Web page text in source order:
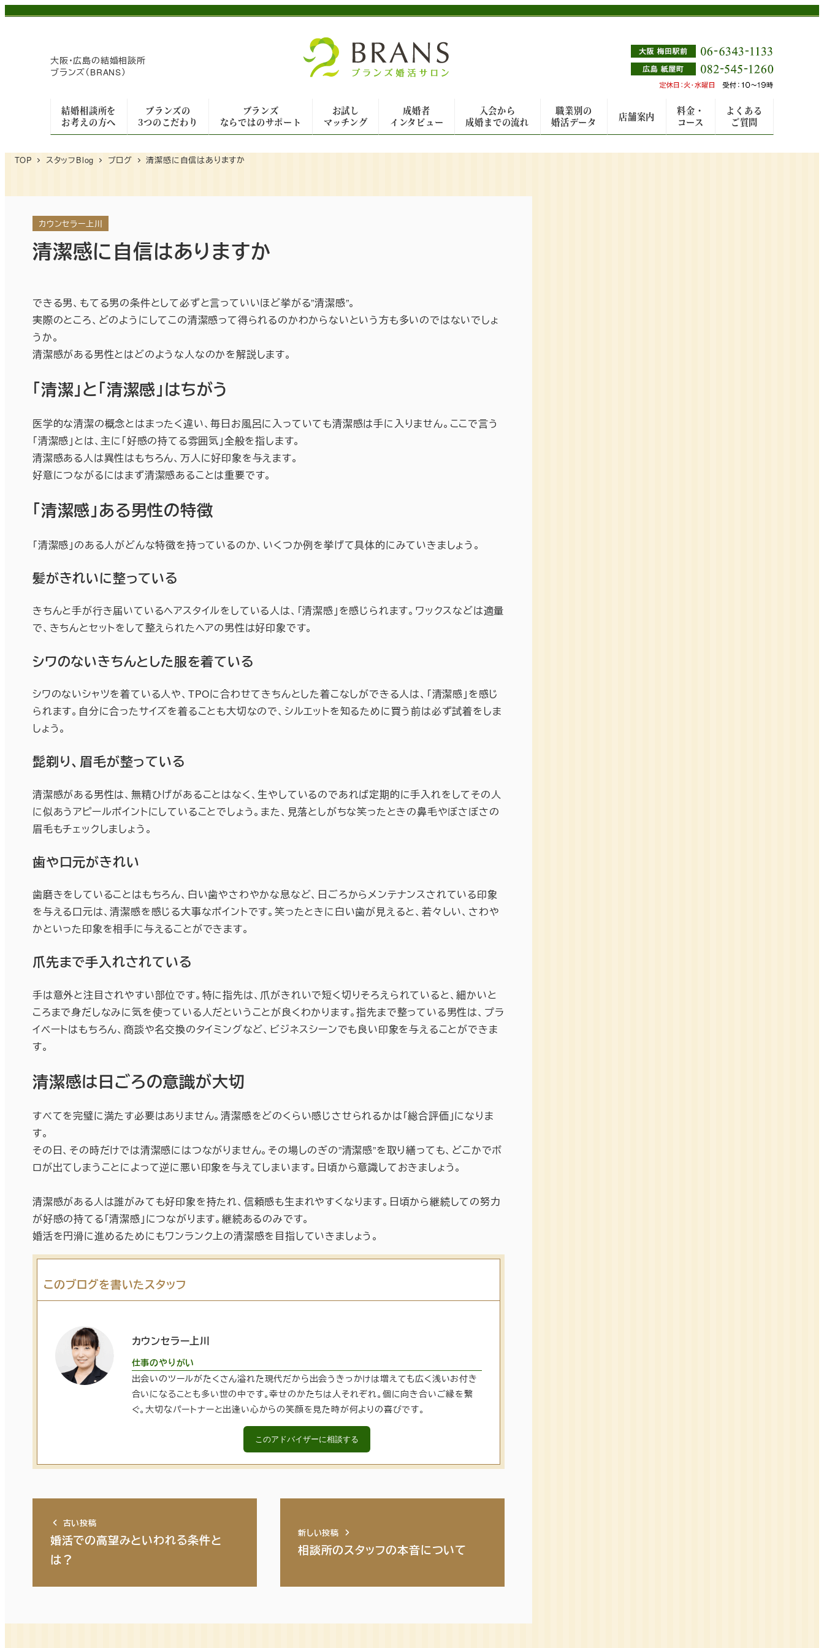
メ
へ
大阪・広島の結婚相談所
ブランズ（BRANS）
結婚相談所を
お考えの方へ
ブランズの
3つのこだわり
ブランズ
ならではのサポート
お試し
マッチング
成婚者
インタビュー
入会から
成婚までの流れ
職業別の
婚活データ
店舗案内
料金・
コース
よくある
ご質問
TOP スタッフBlog ブログ 清潔感に自信はありますか
カウンセラー上川
清潔感に自信はありますか
できる男、もてる男の条件として必ずと言っていいほど挙がる”清潔感”。
実際のところ、どのようにしてこの清潔感って得られるのかわからないという方も多いのではないでしょ
うか。
清潔感がある男性とはどのような人なのかを解説します。
「清潔」と「清潔感」はちがう
医学的な清潔の概念とはまったく違い、毎日お風呂に入っていても清潔感は手に入りません。ここで言う
「清潔感」とは、主に「好感の持てる雰囲気」全般を指します。
清潔感ある人は異性はもちろん、万人に好印象を与えます。
好意につながるにはまず清潔感あることは重要です。
「清潔感」ある男性の特徴
「清潔感」のある人がどんな特徴を持っているのか、いくつか例を挙げて具体的にみていきましょう。
髪がきれいに整っている
きちんと手が行き届いているヘアスタイルをしている人は、「清潔感」を感じられます。ワックスなどは適量
で、きちんとセットをして整えられたヘアの男性は好印象です。
シワのないきちんとした服を着ている
シワのないシャツを着ている人や、TPOに合わせてきちんとした着こなしができる人は、「清潔感」を感じ
られます。自分に合ったサイズを着ることも大切なので、シルエットを知るために買う前は必ず試着をしま
しょう。
髭剃り、眉毛が整っている
清潔感がある男性は、無精ひげがあることはなく、生やしているのであれば定期的に手入れをしてその人
に似あうアピールポイントにしていることでしょう。また、見落としがちな笑ったときの鼻毛やぼさぼさの
眉毛もチェックしましょう。
歯や口元がきれい
歯磨きをしていることはもちろん、白い歯やさわやかな息など、日ごろからメンテナンスされている印象
を与える口元は、清潔感を感じる大事なポイントです。笑ったときに白い歯が見えると、若々しい、さわや
かといった印象を相手に与えることができます。
爪先まで手入れされている
手は意外と注目されやすい部位です。特に指先は、爪がきれいで短く切りそろえられていると、細かいと
ころまで身だしなみに気を使っている人だということが良くわかります。指先まで整っている男性は、プラ
イベートはもちろん、商談や名交換のタイミングなど、ビジネスシーンでも良い印象を与えることができま
す。
清潔感は日ごろの意識が大切
すべてを完璧に満たす必要はありません。清潔感をどのくらい感じさせられるかは「総合評価」になりま
す。
その日、その時だけでは清潔感にはつながりません。その場しのぎの”清潔感”を取り繕っても、どこかでボ
ロが出てしまうことによって逆に悪い印象を与えてしまいます。日頃から意識しておきましょう。
清潔感がある人は誰がみても好印象を持たれ、信頼感も生まれやすくなります。日頃から継続しての努力
が好感の持てる「清潔感」につながります。継続あるのみです。
婚活を円滑に進めるためにもワンランク上の清潔感を目指していきましょう。
このブログを書いたスタッフ
カウンセラー上川
仕事のやりがい
出会いのツールがたくさん溢れた現代だから出会うきっかけは増えても広く浅いお付き
合いになることも多い世の中です。幸せのかたちは人それぞれ。個に向き合いご縁を繋
ぐ。大切なパートナーと出逢い心からの笑顔を見た時が何よりの喜びです。
このアドバイザーに相談する
古い投稿
婚活での高望みといわれる条件と
は？
新しい投稿
相談所のスタッフの本音について